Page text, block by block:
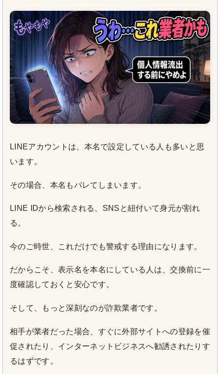
LINEアカウントは、本名で設定している人も多いと思
います。
その場合、本名もバレてしまいます。
LINE IDから検索される、SNSと紐付いて身元が割れ
る。
今のご時世、これだけでも警戒する理由になります。
だからこそ、表示名を本名にしている人は、交換前に一
度確認しておくと安心です。
そして、もっと深刻なのが詐欺業者です。
相手が業者だった場合、すぐに外部サイトへの登録を催
促されたり、インターネットビジネスへ勧誘されたりす
るはずです。